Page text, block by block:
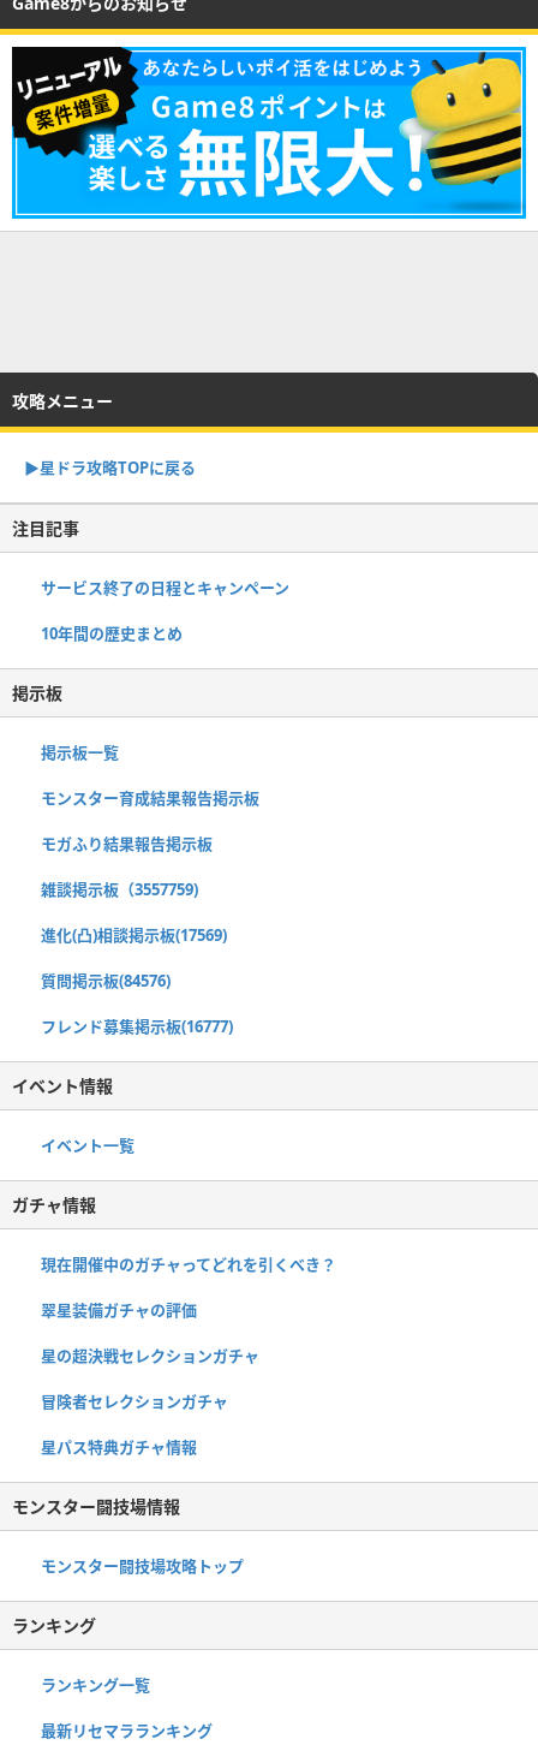
攻略メニュー
▶︎星ドラ攻略TOPに戻る
注目記事
サービス終了の日程とキャンペーン
10年間の歴史まとめ
掲示板
掲示板一覧
モンスター育成結果報告掲示板
モガふり結果報告掲示板
雑談掲示板（3557759)
進化(凸)相談掲示板(17569)
質問掲示板(84576)
フレンド募集掲示板(16777)
イベント情報
イベント一覧
ガチャ情報
現在開催中のガチャってどれを引くべき？
翠星装備ガチャの評価
星の超決戦セレクションガチャ
冒険者セレクションガチャ
星パス特典ガチャ情報
モンスター闘技場情報
モンスター闘技場攻略トップ
ランキング
ランキング一覧
最新リセマラランキング